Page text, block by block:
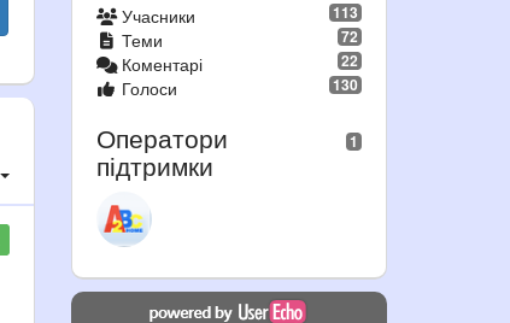
113
Учасники
72
Теми
22
Коментарі
130
Голоси
1
Оператори
підтримки